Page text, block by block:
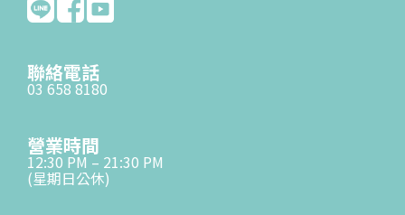
聯絡電話
03 658 8180
營業時間
12:30 PM – 21:30 PM
(星期日公休)